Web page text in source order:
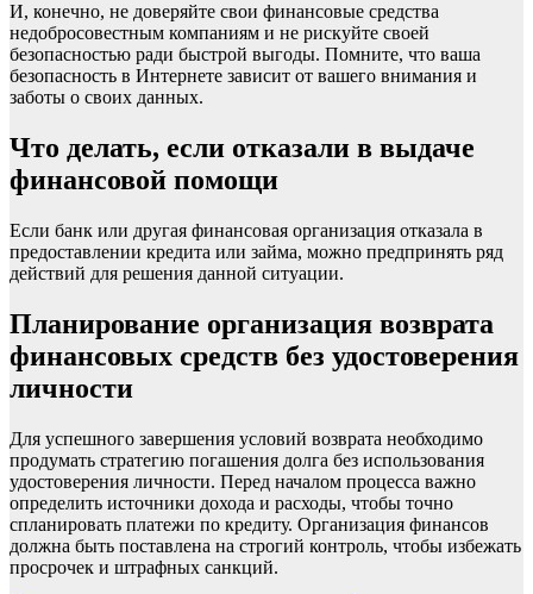
И, конечно, не доверяйте свои финансовые средства
недобросовестным компаниям и не рискуйте своей
безопасностью ради быстрой выгоды. Помните, что ваша
безопасность в Интернете зависит от вашего внимания и
заботы о своих данных.
Что делать, если отказали в выдаче
финансовой помощи
Если банк или другая финансовая организация отказала в
предоставлении кредита или займа, можно предпринять ряд
действий для решения данной ситуации.
Планирование организация возврата
финансовых средств без удостоверения
личности
Для успешного завершения условий возврата необходимо
продумать стратегию погашения долга без использования
удостоверения личности. Перед началом процесса важно
определить источники дохода и расходы, чтобы точно
спланировать платежи по кредиту. Организация финансов
должна быть поставлена на строгий контроль, чтобы избежать
просрочек и штрафных санкций.